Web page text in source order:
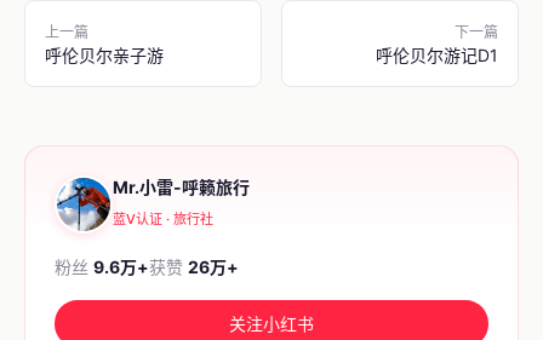
上一篇
呼伦贝尔亲子游
下一篇
呼伦贝尔游记D1
Mr.小雷-呼籁旅行
蓝V认证 · 旅行社
粉丝 9.6万+获赞 26万+
关注小红书